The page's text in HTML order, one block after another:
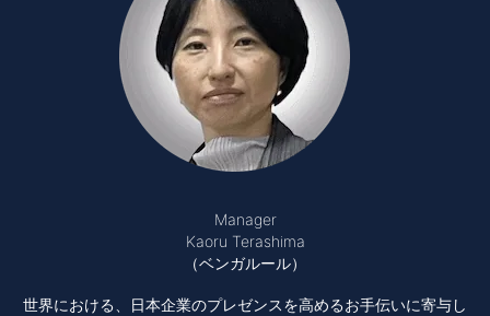
Manager
Kaoru Terashima
（ベンガルール）
世界における、日本企業のプレゼンスを高めるお手伝いに寄与し